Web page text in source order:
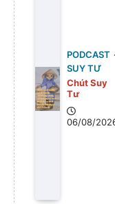
PODCAST
SUY TƯ
Chút Suy
Tư
06/08/